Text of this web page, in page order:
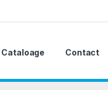
Cataloage Contact